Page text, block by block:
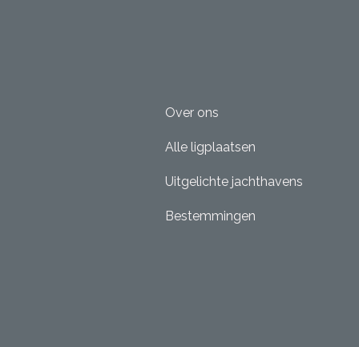
Over ons
Alle ligplaatsen
Uitgelichte jachthavens
Bestemmingen